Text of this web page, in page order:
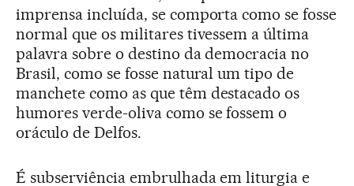
imprensa incluída, se comporta como se fosse
normal que os militares tivessem a última
palavra sobre o destino da democracia no
Brasil, como se fosse natural um tipo de
manchete como as que têm destacado os
humores verde-oliva como se fossem o
oráculo de Delfos.
É subserviência embrulhada em liturgia e